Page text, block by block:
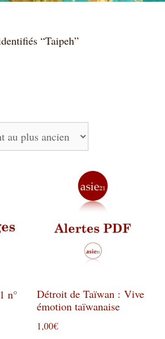
“Taipeh”
n°
Détroit de Taïwan : Vive
émotion taïwanaise
1,00€